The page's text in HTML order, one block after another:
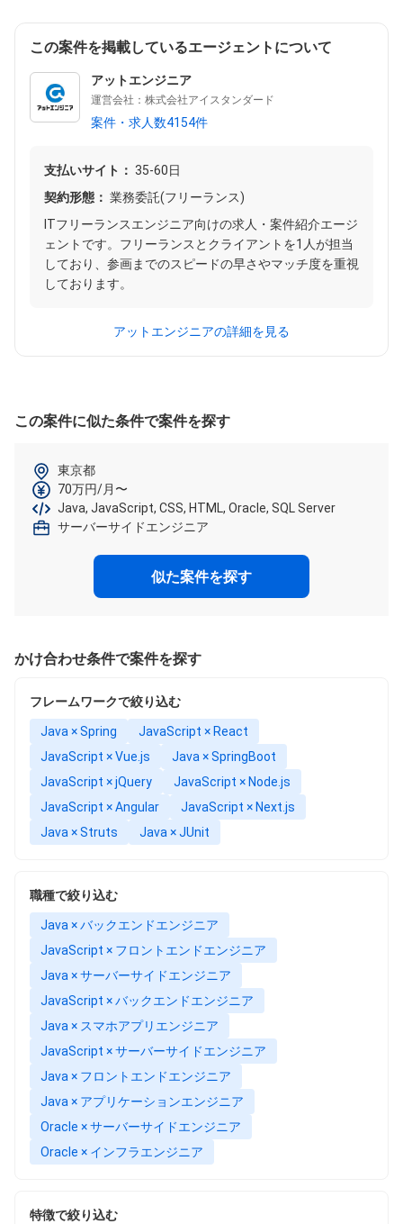
この案件を掲載しているエージェントについて
アットエンジニア
運営会社：株式会社アイスタンダード
案件・求人数4154件
支払いサイト： 35-60日
契約形態： 業務委託(フリーランス)
ITフリーランスエンジニア向けの求人・案件紹介エージ
ェントです。フリーランスとクライアントを1人が担当
しており、参画までのスピードの早さやマッチ度を重視
しております。
アットエンジニアの詳細を見る
この案件に似た条件で案件を探す
東京都
70万円/月〜
Java, JavaScript, CSS, HTML, Oracle, SQL Server
サーバーサイドエンジニア
似た案件を探す
かけ合わせ条件で案件を探す
フレームワークで絞り込む
Java × Spring
JavaScript × React
JavaScript × Vue.js
Java × SpringBoot
JavaScript × jQuery
JavaScript × Node.js
JavaScript × Angular
JavaScript × Next.js
Java × Struts
Java × JUnit
職種で絞り込む
Java × バックエンドエンジニア
JavaScript × フロントエンドエンジニア
Java × サーバーサイドエンジニア
JavaScript × バックエンドエンジニア
Java × スマホアプリエンジニア
JavaScript × サーバーサイドエンジニア
Java × フロントエンドエンジニア
Java × アプリケーションエンジニア
Oracle × サーバーサイドエンジニア
Oracle × インフラエンジニア
特徴で絞り込む